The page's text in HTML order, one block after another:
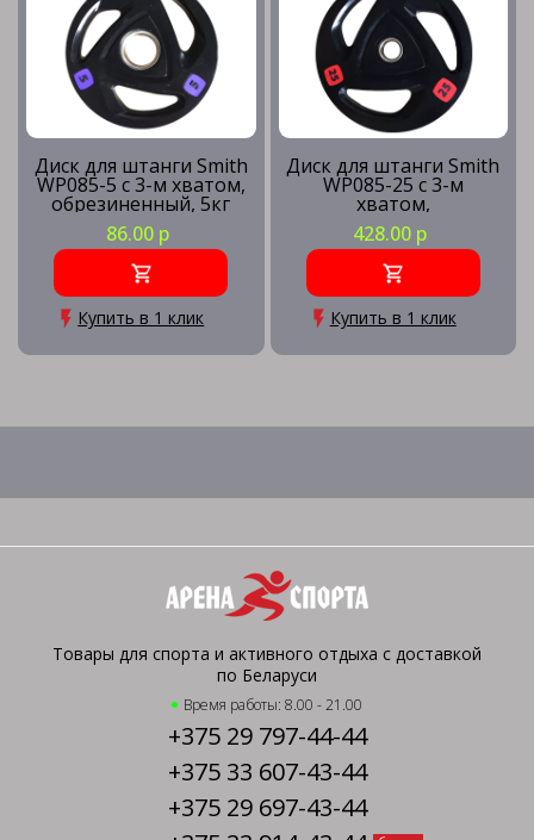
Диск для штанги Smith
WP085-5 c 3-м хватом,
обрезиненный, 5кг
86.00 р
Купить в 1 клик
Диск для штанги Smith
WP085-25 c 3-м
хватом,
обрезиненный, 25кг
428.00 р
Купить в 1 клик
Товары для спорта и активного отдыха с доставкой
по Беларуси
Время работы: 8.00 - 21.00
+375 29 797-44-44
+375 33 607-43-44
+375 29 697-43-44